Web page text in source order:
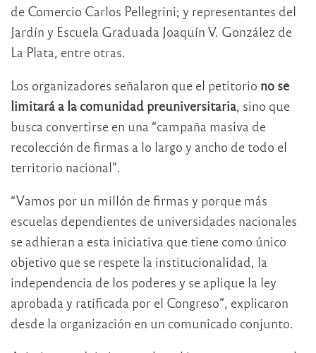
de Comercio Carlos Pellegrini; y representantes del
Jardín y Escuela Graduada Joaquín V. González de
La Plata, entre otras.
Los organizadores señalaron que el petitorio no se
limitará a la comunidad preuniversitaria, sino que
busca convertirse en una “campaña masiva de
recolección de firmas a lo largo y ancho de todo el
territorio nacional”.
“Vamos por un millón de firmas y porque más
escuelas dependientes de universidades nacionales
se adhieran a esta iniciativa que tiene como único
objetivo que se respete la institucionalidad, la
independencia de los poderes y se aplique la ley
aprobada y ratificada por el Congreso”, explicaron
desde la organización en un comunicado conjunto.